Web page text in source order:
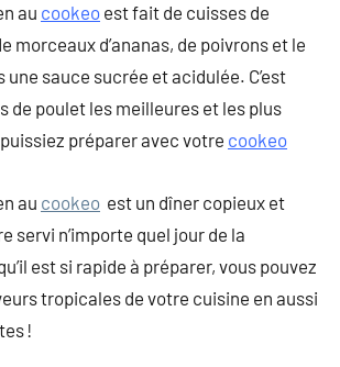
au cookeo est fait de cuisses de
morceaux d’ananas, de poivrons et le
sauce sucrée et acidulée. C’est
de poulet les meilleures et les plus
préparer avec votre cookeo
au cookeo est un dîner copieux et
servi n’importe quel jour de la
est si rapide à préparer, vous pouvez
tropicales de votre cuisine en aussi
!